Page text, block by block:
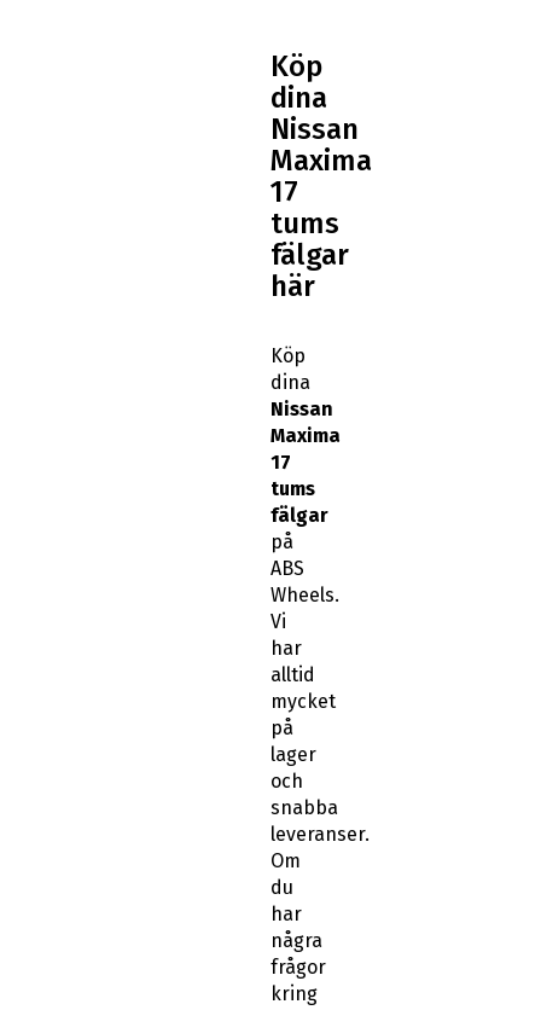
Köp
dina
Nissan
Maxima
17
tums
fälgar
här
Köp
dina
Nissan
Maxima
17
tums
fälgar
på
ABS
Wheels.
Vi
har
alltid
mycket
på
lager
och
snabba
leveranser.
Om
du
har
några
frågor
kring